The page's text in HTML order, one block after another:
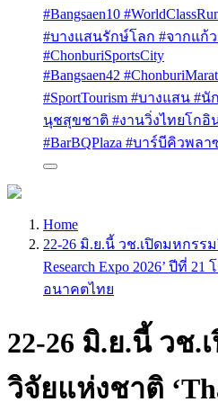
#Bangsaen10
#บางแสนรักษ์โลก #จากแก้ว
#ChonburiSportsCity
#Bangsaen42
#SportTourism #บางแสน #
นุชสุขชาติ #งานวิ่งไทยโกอิ
#BarBQPlaza #บาร์บีคิวพล
Home
22-26 มิ.ย.นี้ วช.เปิดมหกรร
Research Expo 2026’ ปีที่
อนาคตไทย
22-26 มิ.ย.นี้ วช.
วิจัยแห่งชาติ